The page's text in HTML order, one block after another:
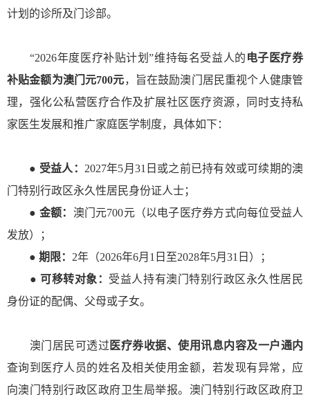
计划的诊所及门诊部。
“2026年度医疗补贴计划”维持每名受益人的 电子医疗券
补贴金额为澳门元700元，旨在鼓励澳门居民重视个人健康管
理，强化公私营医疗合作及扩展社区医疗资源，同时支持私
家医生发展和推广家庭医学制度，具体如下：
● 受益人： 2027年5月31日或之前已持有效或可续期的澳
门特别行政区永久性居民身份证人士；
● 金额： 澳门元700元（以电子医疗券方式向每位受益人
发放）；
● 期限： 2年（2026年6月1日至2028年5月31日）；
● 可移转对象： 受益人持有澳门特别行政区永久性居民
身份证的配偶、父母或子女。
澳门居民可透过 医疗券收据、使用讯息内容及一户通内
查询到医疗人员的姓名及相关使用金额，若发现有异常，应
向澳门特别行政区政府卫生局举报。澳门特别行政区政府卫